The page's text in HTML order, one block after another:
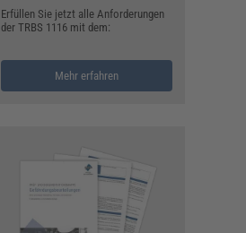
Erfüllen Sie jetzt alle Anforderungen
der TRBS 1116 mit dem:
Mehr erfahren